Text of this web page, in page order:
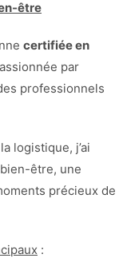
être
certifiée en
par
professionnels
logistique, j’ai
être, une
précieux de
: